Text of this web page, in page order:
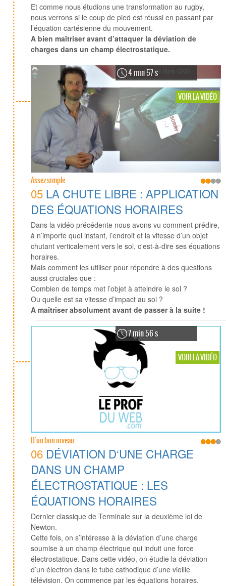
Et comme nous étudions une transformation au rugby,
nous verrons si le coup de pied est réussi en passant par
l’équation cartésienne du mouvement.
A bien maîtriser avant d’attaquer la déviation de
charges dans un champ électrostatique.
4 min 57 s
VOIR LA VIDÉO
Assez simple
05 LA CHUTE LIBRE : APPLICATION
DES ÉQUATIONS HORAIRES
Dans la vidéo précédente nous avons vu comment prédire,
à n’importe quel instant, l’endroit et la vitesse d’un objet
chutant verticalement vers le sol, c'est-à-dire ses équations
horaires.
Mais comment les utiliser pour répondre à des questions
aussi cruciales que :
Combien de temps met l’objet à atteindre le sol ?
Ou quelle est sa vitesse d’impact au sol ?
A maîtriser absolument avant de passer à la suite !
7 min 56 s
VOIR LA VIDÉO
D'un bon niveau
06 DÉVIATION D‘UNE CHARGE
DANS UN CHAMP
ÉLECTROSTATIQUE : LES
ÉQUATIONS HORAIRES
Dernier classique de Terminale sur la deuxième loi de
Newton.
Cette fois, on s’intéresse à la déviation d’une charge
soumise à un champ électrique qui induit une force
électrostatique. Dans cette vidéo, on étudie la déviation
d’un électron dans le tube cathodique d’une vieille
télévision. On commence par les équations horaires.